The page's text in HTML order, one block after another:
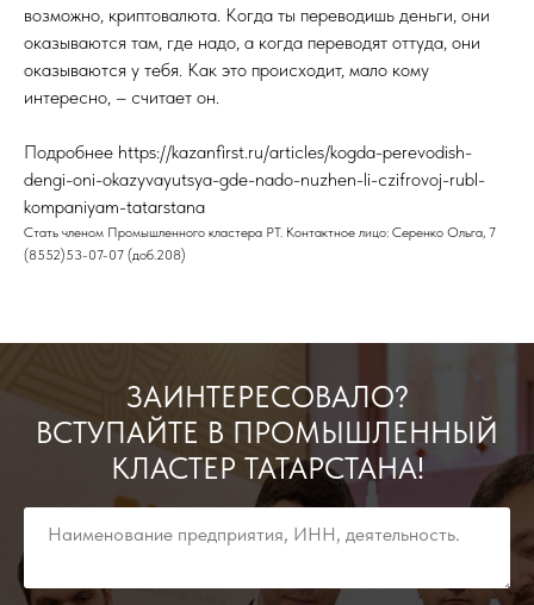
возможно, криптовалюта. Когда ты переводишь деньги, они
оказываются там, где надо, а когда переводят оттуда, они
оказываются у тебя. Как это происходит, мало кому
интересно, – считает он.
Подробнее https://kazanfirst.ru/articles/kogda-perevodish-
dengi-oni-okazyvayutsya-gde-nado-nuzhen-li-czifrovoj-rubl-
kompaniyam-tatarstana
Стать членом Промышленного кластера РТ. Контактное лицо: Серенко Ольга, 7
(8552)53-07-07 (доб.208)
ЗАИНТЕРЕСОВАЛО?
ВСТУПАЙТЕ В ПРОМЫШЛЕННЫЙ
КЛАСТЕР ТАТАРСТАНА!